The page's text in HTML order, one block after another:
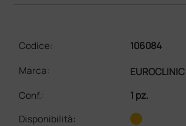
Codice:
106084
Marca:
EUROCLINIC
Conf.:
1 pz.
Disponibilità: